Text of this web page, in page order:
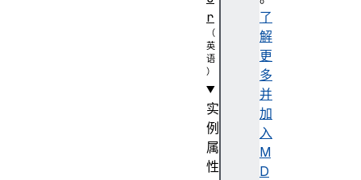
了
解
更
多
并
加
入
M
D
r
实
例
属
性